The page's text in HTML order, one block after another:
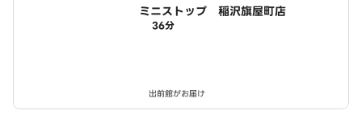
ミニストップ 稲沢旗屋町店
36分
出前館がお届け